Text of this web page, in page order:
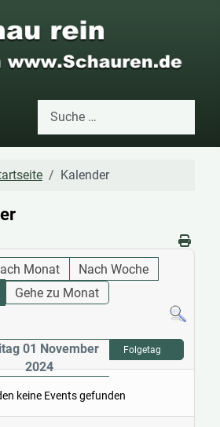
Suchen
Kalender
Monat
Nach Woche
Gehe zu Monat
01 November
2024
Folgetag
keine Events gefunden